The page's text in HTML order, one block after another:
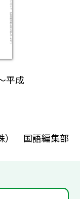
平成
） 国語編集部